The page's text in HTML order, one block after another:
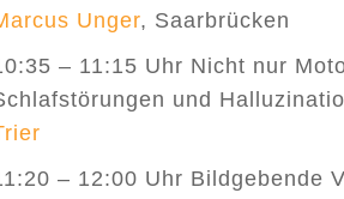
Unger, Saarbrücken
– 11:15 Uhr Nicht nur
und
– 12:00 Uhr Bildgebende